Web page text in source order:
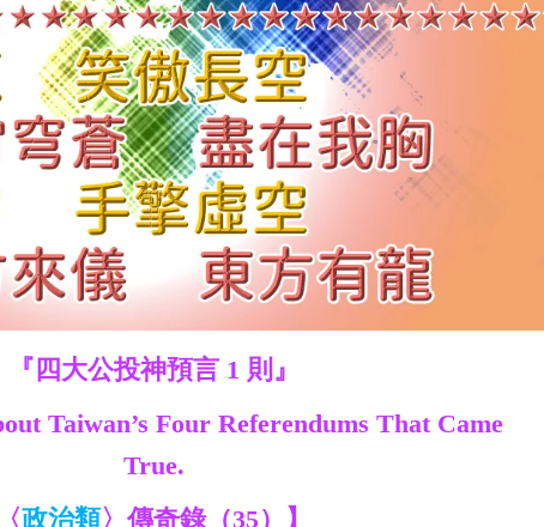
『四大公投神預言 1 則』
Taiwan’s Four Referendums That Came
True.
政治類〉傳奇錄（35）】